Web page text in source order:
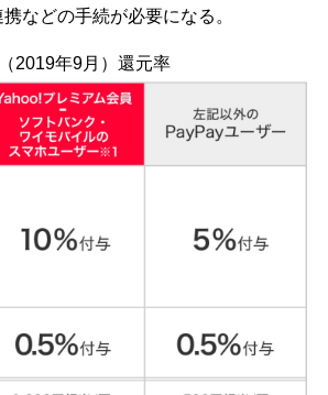
などの手続が必要になる。
2019年9月）還元率